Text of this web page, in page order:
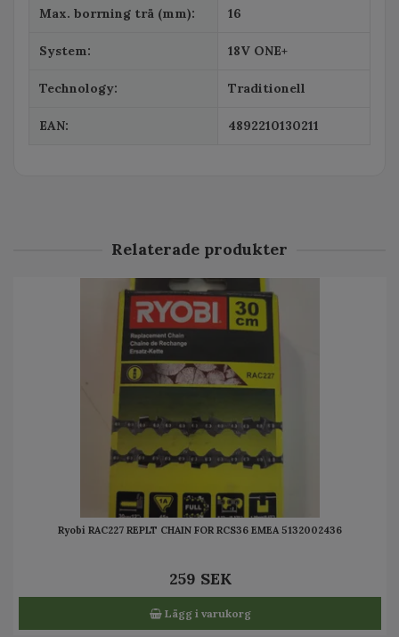
Max. borrning trä (mm): 16
System: 18V ONE+
Technology: Traditionell
EAN: 4892210130211
Relaterade produkter
Ryobi RAC227 REPLT CHAIN FOR RCS36 EMEA 5132002436
259 SEK
Lägg i varukorg